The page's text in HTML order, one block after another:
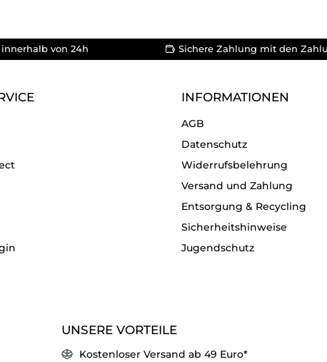
innerhalb von 24h Sichere Zahlung mit den
INFORMATIONEN
AGB
Datenschutz
Widerrufsbelehrung
Versand und Zahlung
Entsorgung & Recycling
Sicherheitshinweise
Jugendschutz
UNSERE VORTEILE
Kostenloser Versand ab 49 Euro*